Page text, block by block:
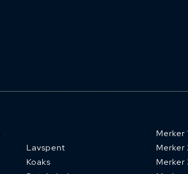
Lavspent
Koaks
Merker
Merker
Merker